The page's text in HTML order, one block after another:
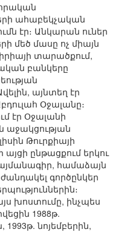
ահաբեկչական
էր։ Անկարան ուներ
մեծ մասը ոչ միայն
տարածքում,
բանկերը
այնտեղ էր
Օջալանը։
էր Օջալանի
աջակցության
Թուրքիայի
ընթացքում երկու
համաձայն
գործընկեր
խոստումը, ինչպես
1988թ.
նոյեմբերին,